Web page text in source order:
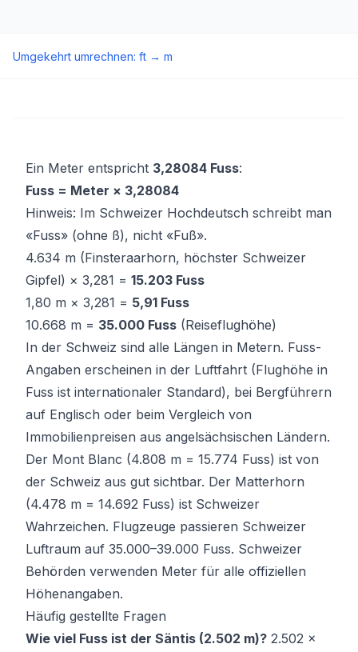
Umgekehrt umrechnen: ft → m
Ein Meter entspricht 3,28084 Fuss:
Fuss = Meter × 3,28084
Hinweis: Im Schweizer Hochdeutsch schreibt man
«Fuss» (ohne ß), nicht «Fuß».
4.634 m (Finsteraarhorn, höchster Schweizer
Gipfel) × 3,281 = 15.203 Fuss
1,80 m × 3,281 = 5,91 Fuss
10.668 m = 35.000 Fuss (Reiseflughöhe)
In der Schweiz sind alle Längen in Metern. Fuss-
Angaben erscheinen in der Luftfahrt (Flughöhe in
Fuss ist internationaler Standard), bei Bergführern
auf Englisch oder beim Vergleich von
Immobilienpreisen aus angelsächsischen Ländern.
Der Mont Blanc (4.808 m = 15.774 Fuss) ist von
der Schweiz aus gut sichtbar. Der Matterhorn
(4.478 m = 14.692 Fuss) ist Schweizer
Wahrzeichen. Flugzeuge passieren Schweizer
Luftraum auf 35.000–39.000 Fuss. Schweizer
Behörden verwenden Meter für alle offiziellen
Höhenangaben.
Häufig gestellte Fragen
Wie viel Fuss ist der Säntis (2.502 m)? 2.502 ×